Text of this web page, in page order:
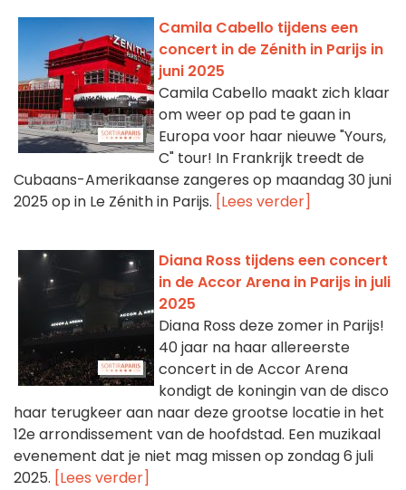
Camila Cabello tijdens een
concert in de Zénith in Parijs in
juni 2025
Camila Cabello maakt zich klaar
om weer op pad te gaan in
Europa voor haar nieuwe "Yours,
C" tour! In Frankrijk treedt de
Cubaans-Amerikaanse zangeres op maandag 30 juni
2025 op in Le Zénith in Parijs. [Lees verder]
Diana Ross tijdens een concert
in de Accor Arena in Parijs in juli
2025
Diana Ross deze zomer in Parijs!
40 jaar na haar allereerste
concert in de Accor Arena
kondigt de koningin van de disco
haar terugkeer aan naar deze grootse locatie in het
12e arrondissement van de hoofdstad. Een muzikaal
evenement dat je niet mag missen op zondag 6 juli
2025. [Lees verder]